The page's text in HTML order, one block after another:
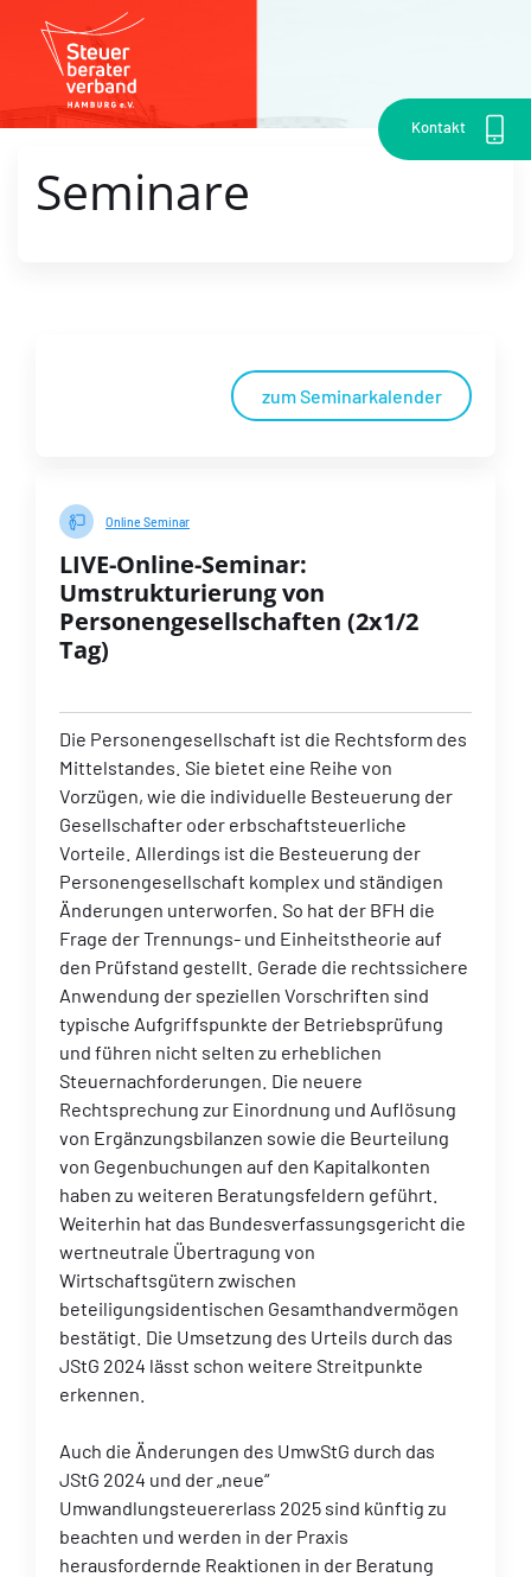
Kontakt
Seminare
zum Seminarkalender
Online Seminar
LIVE-Online-Seminar:
Umstrukturierung von
Personengesellschaften (2x1/2
Tag)
Die Personengesellschaft ist die Rechtsform des
Mittelstandes. Sie bietet eine Reihe von
Vorzügen, wie die individuelle Besteuerung der
Gesellschafter oder erbschaftsteuerliche
Vorteile. Allerdings ist die Besteuerung der
Personengesellschaft komplex und ständigen
Änderungen unterworfen. So hat der BFH die
Frage der Trennungs- und Einheitstheorie auf
den Prüfstand gestellt. Gerade die rechtssichere
Anwendung der speziellen Vorschriften sind
typische Aufgriffspunkte der Betriebsprüfung
und führen nicht selten zu erheblichen
Steuernachforderungen. Die neuere
Rechtsprechung zur Einordnung und Auflösung
von Ergänzungsbilanzen sowie die Beurteilung
von Gegenbuchungen auf den Kapitalkonten
haben zu weiteren Beratungsfeldern geführt.
Weiterhin hat das Bundesverfassungsgericht die
wertneutrale Übertragung von
Wirtschaftsgütern zwischen
beteiligungsidentischen Gesamthandvermögen
bestätigt. Die Umsetzung des Urteils durch das
JStG 2024 lässt schon weitere Streitpunkte
erkennen.
Auch die Änderungen des UmwStG durch das
JStG 2024 und der „neue“
Umwandlungsteuererlass 2025 sind künftig zu
beachten und werden in der Praxis
herausfordernde Reaktionen in der Beratung